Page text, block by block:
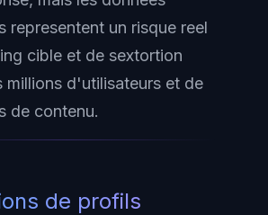
representent un risque reel
cible et de sextortion
millions d'utilisateurs et de
de contenu.
de profils